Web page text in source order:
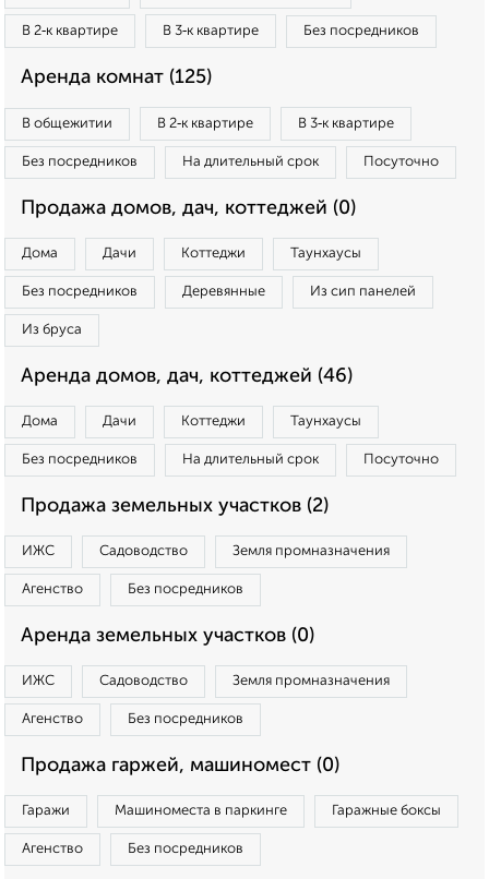
В 2‑к квартире В 3‑к квартире Без посредников
Аренда комнат (125)
В общежитии В 2‑к квартире В 3‑к квартире
Без посредников На длительный срок Посуточно
Продажа домов, дач, коттеджей (0)
Дома Дачи Коттеджи Таунхаусы
Без посредников Деревянные Из сип панелей
Из бруса
Аренда домов, дач, коттеджей (46)
Дома Дачи Коттеджи Таунхаусы
Без посредников На длительный срок Посуточно
Продажа земельных участков (2)
ИЖС Садоводство Земля промназначения
Агенство Без посредников
Аренда земельных участков (0)
ИЖС Садоводство Земля промназначения
Агенство Без посредников
Продажа гаржей, машиномест (0)
Гаражи Машиноместа в паркинге Гаражные боксы
Агенство Без посредников